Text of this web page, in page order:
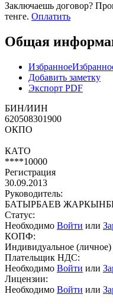
Заключаешь договор?
тенге. Оплатить
Общая
Избранное
Добавить заметку
Экспорт PDF
БИН/ИИН
620508301900
ОКПО
КАТО
****10000
Регистрация
30.09.2013
Руководитель:
БАТЫРБАЕВ
Статус:
Необходимо Войти или
КОПФ:
Индивидуальное
Плательщик НДС:
Необходимо Войти или
Лицензии:
Необходимо Войти или